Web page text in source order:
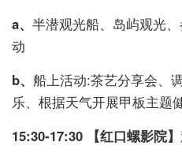
a、 半潜观光船、岛屿观光
动
b、 船上活动:茶艺分享会、
乐、根据天气开展甲板主题
15:30-17:30 【红口螺影院】